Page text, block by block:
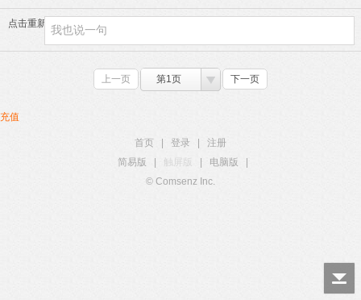
点击重新加载
上一页 第1页 下一页
充值
首页 登录
注册
简易版
触屏版 电脑版
© Comsenz Inc.